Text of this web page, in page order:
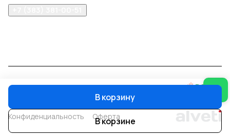
В корзину
В корзине
© 2026 Интер-Двери
Конфиденциальность Оферта